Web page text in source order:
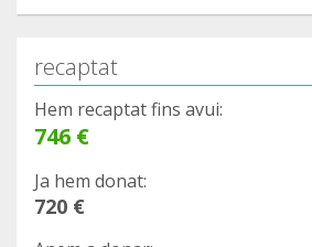
recaptat
Hem recaptat fins avui:
746 €
Ja hem donat:
720 €